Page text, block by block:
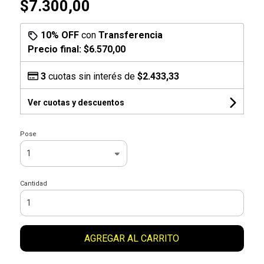
$7.300,00
10% OFFcon Transferencia
Precio final: $6.570,00
3cuotas sin interés de $2.433,33
Ver cuotas y descuentos
Pose
Cantidad
AGREGAR AL CARRITO